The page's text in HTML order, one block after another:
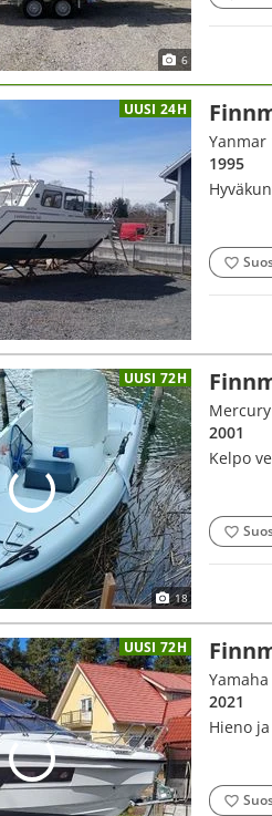
6
UUSI 24H
Yanmar
1995
UUSI 72H
18
2001
Kelpo
UUSI 72H
Yamaha
2021
Hieno